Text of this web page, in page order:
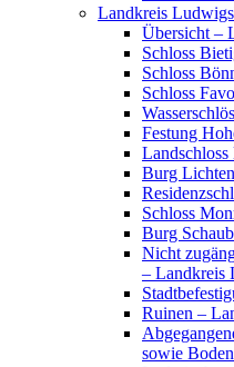
Landkreis
Übersicht –
Schloss
Schloss
Schloss
Festung
Burg
Schloss
Burg
Nicht
– Landkreis
Ruinen –
sowie